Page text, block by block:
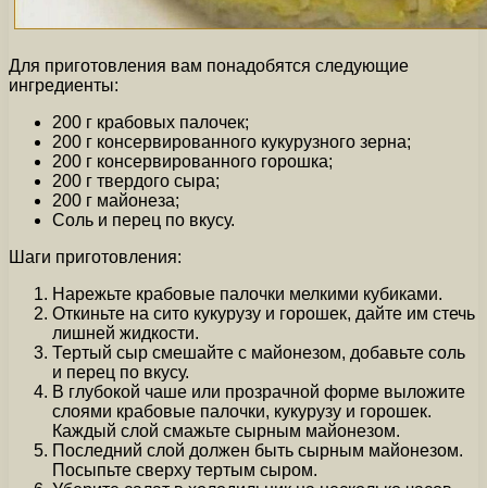
Для приготовления вам понадобятся следующие
ингредиенты:
200 г крабовых палочек;
200 г консервированного кукурузного зерна;
200 г консервированного горошка;
200 г твердого сыра;
200 г майонеза;
Соль и перец по вкусу.
Шаги приготовления:
Нарежьте крабовые палочки мелкими кубиками.
Откиньте на сито кукурузу и горошек, дайте им стечь
лишней жидкости.
Тертый сыр смешайте с майонезом, добавьте соль
и перец по вкусу.
В глубокой чаше или прозрачной форме выложите
слоями крабовые палочки, кукурузу и горошек.
Каждый слой смажьте сырным майонезом.
Последний слой должен быть сырным майонезом.
Посыпьте сверху тертым сыром.